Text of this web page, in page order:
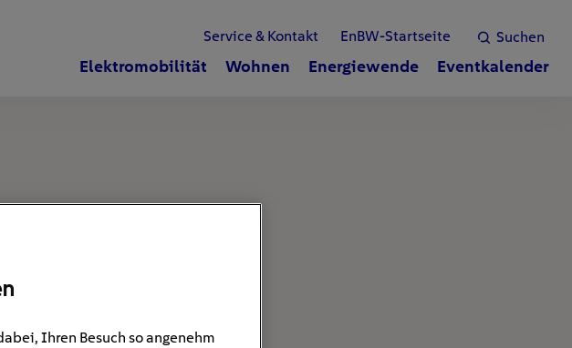
Suchen
Service & Kontakt EnBW-Startseite
Elektromobilität Wohnen Energiewende Eventkalender
Ihren Besuch so angenehm